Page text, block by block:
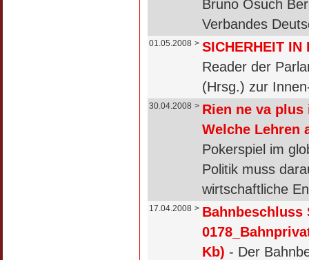
Bruno Osuch
Verbandes
01.05.2008 > SICHERHEIT IN
Reader der
(Hrsg.) zur
30.04.2008 > Rien ne va
Welche Lehren
Pokerspiel im
Politik muss
wirtschaftliche
17.04.2008 > Bahnbeschluss
Kb) - Der